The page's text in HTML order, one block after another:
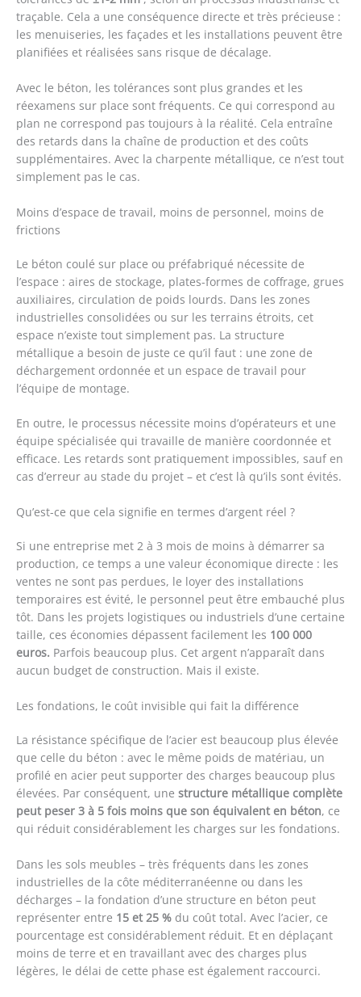
traçable. Cela a une conséquence directe et très précieuse :
les menuiseries, les façades et les installations peuvent être
planifiées et réalisées sans risque de décalage.
Avec le béton, les tolérances sont plus grandes et les
réexamens sur place sont fréquents. Ce qui correspond au
plan ne correspond pas toujours à la réalité. Cela entraîne
des retards dans la chaîne de production et des coûts
supplémentaires. Avec la charpente métallique, ce n’est tout
simplement pas le cas.
Moins d’espace de travail, moins de personnel, moins de
frictions
Le béton coulé sur place ou préfabriqué nécessite de
l’espace : aires de stockage, plates-formes de coffrage, grues
auxiliaires, circulation de poids lourds. Dans les zones
industrielles consolidées ou sur les terrains étroits, cet
espace n’existe tout simplement pas. La structure
métallique a besoin de juste ce qu’il faut : une zone de
déchargement ordonnée et un espace de travail pour
l’équipe de montage.
En outre, le processus nécessite moins d’opérateurs et une
équipe spécialisée qui travaille de manière coordonnée et
efficace. Les retards sont pratiquement impossibles, sauf en
cas d’erreur au stade du projet – et c’est là qu’ils sont évités.
Qu’est-ce que cela signifie en termes d’argent réel ?
Si une entreprise met 2 à 3 mois de moins à démarrer sa
production, ce temps a une valeur économique directe : les
ventes ne sont pas perdues, le loyer des installations
temporaires est évité, le personnel peut être embauché plus
tôt. Dans les projets logistiques ou industriels d’une certaine
taille, ces économies dépassent facilement les 100 000
euros. Parfois beaucoup plus. Cet argent n’apparaît dans
aucun budget de construction. Mais il existe.
Les fondations, le coût invisible qui fait la différence
La résistance spécifique de l’acier est beaucoup plus élevée
que celle du béton : avec le même poids de matériau, un
profilé en acier peut supporter des charges beaucoup plus
élevées. Par conséquent, une structure métallique complète
peut peser 3 à 5 fois moins que son équivalent en béton, ce
qui réduit considérablement les charges sur les fondations.
Dans les sols meubles – très fréquents dans les zones
industrielles de la côte méditerranéenne ou dans les
décharges – la fondation d’une structure en béton peut
représenter entre 15 et 25 % du coût total. Avec l’acier, ce
pourcentage est considérablement réduit. Et en déplaçant
moins de terre et en travaillant avec des charges plus
légères, le délai de cette phase est également raccourci.